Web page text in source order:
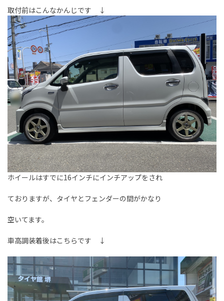
取付前はこんなかんじです ↓
ホイールはすでに16インチにインチアップをされ
ておりますが、タイヤとフェンダーの間がかなり
空いてます。
車高調装着後はこちらです ↓